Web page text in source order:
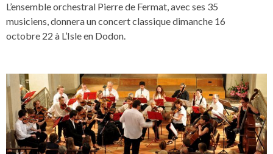
L’ensemble orchestral Pierre de Fermat, avec ses 35
musiciens, donnera un concert classique dimanche 16
octobre 22 à L’Isle en Dodon.